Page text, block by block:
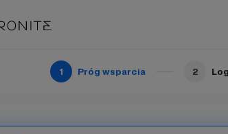
1 Próg wsparcia 2
w wysokości 5 zł miesięcznie, Patron